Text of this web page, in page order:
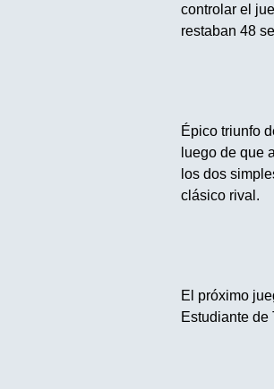
controlar el
restaban 48
Épico triunfo
luego de que
los dos
clásico rival.
El próximo
Estudiante de